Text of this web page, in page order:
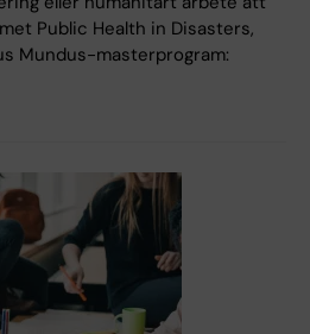
Public Health in Disasters,
Mundus-masterprogram: